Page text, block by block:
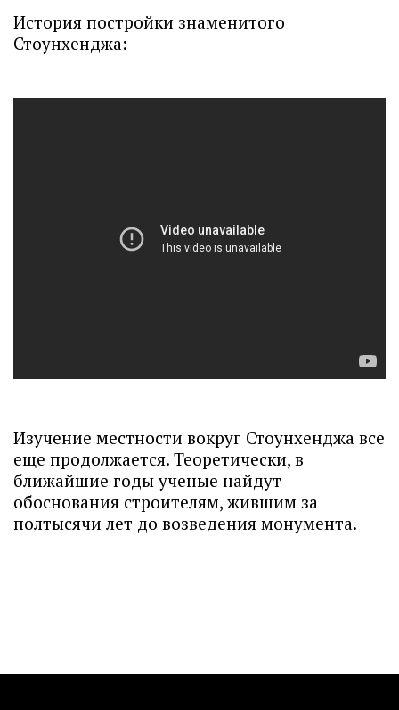
История постройки знаменитого
Стоунхенджа:
Изучение местности вокруг Стоунхенджа все
еще продолжается. Теоретически, в
ближайшие годы ученые найдут
обоснования строителям, жившим за
полтысячи лет до возведения монумента.